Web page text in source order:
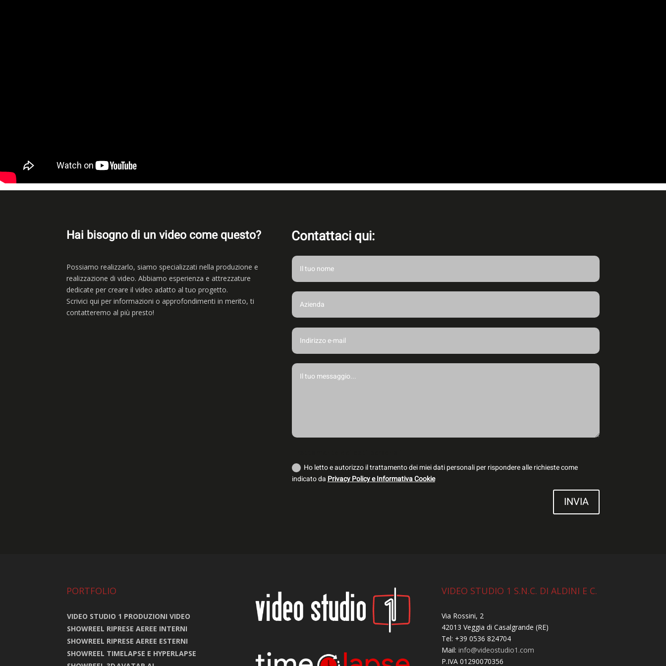
Hai bisogno di un video come questo?
Possiamo realizzarlo, siamo specializzati nella produzione e
realizzazione di video. Abbiamo esperienza e attrezzature
dedicate per creare il video adatto al tuo progetto.
Scrivici qui per informazioni o approfondimenti in merito, ti
contatteremo al più presto!
Contattaci qui:
Ho letto e autorizzo il trattamento dei miei dati personali per rispondere alle richieste come
indicato da Privacy Policy e Informativa Cookie
INVIA
PORTFOLIO
VIDEO STUDIO 1 PRODUZIONI VIDEO
SHOWREEL RIPRESE AEREE INTERNI
SHOWREEL RIPRESE AEREE ESTERNI
SHOWREEL TIMELAPSE E HYPERLAPSE
VIDEO STUDIO 1 S.N.C. DI ALDINI E C.
Via Rossini, 2
42013 Veggia di Casalgrande (RE)
Tel: +39 0536 824704
Mail: info@videostudio1.com
P.IVA 01290070356